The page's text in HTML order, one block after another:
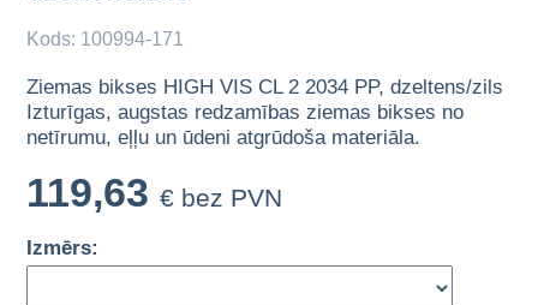
Kods: 100994-171
Ziemas bikses HIGH VIS CL 2 2034 PP, dzeltens/zils
Izturīgas, augstas redzamības ziemas bikses no
netīrumu, eļļu un ūdeni atgrūdoša materiāla.
119,63 € bez PVN
Izmērs: